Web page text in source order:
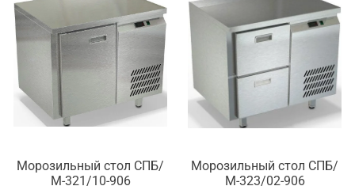
Морозильный стол СПБ/
М-321/10-906
Морозильный стол СПБ/
М-323/02-906